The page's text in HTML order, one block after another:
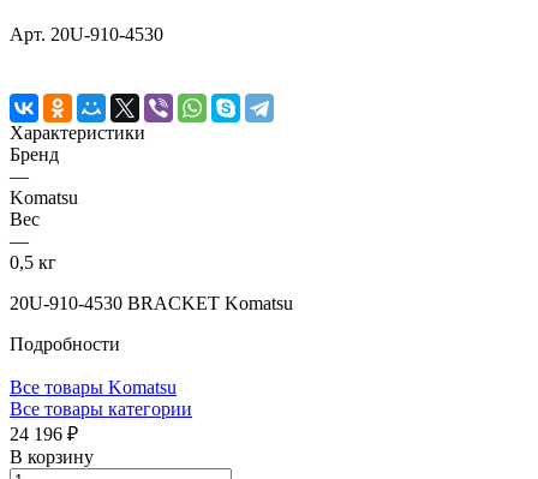
Арт. 20U-910-4530
Характеристики
Бренд
—
Komatsu
Вес
—
0,5 кг
20U-910-4530 BRACKET Komatsu
Подробности
Все товары Komatsu
Все товары категории
24 196 ₽
В корзину